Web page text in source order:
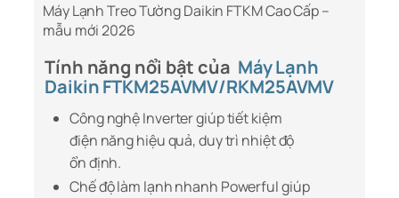
Máy Lạnh Treo Tường Daikin FTKM Cao Cấp –
mẫu mới 2026
Tính năng nổi bật của Máy Lạnh
Daikin FTKM25AVMV/RKM25AVMV
Công nghệ Inverter giúp tiết kiệm
điện năng hiệu quả, duy trì nhiệt độ
ổn định.
Chế độ làm lạnh nhanh Powerful giúp